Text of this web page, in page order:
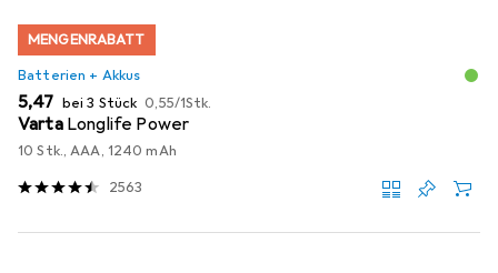
MENGENRABATT
Batterien + Akkus
EUR
5,47 bei 3 Stück EUR
0,55/1Stk.
Varta Longlife Power
10 Stk., AAA, 1240 mAh
2563